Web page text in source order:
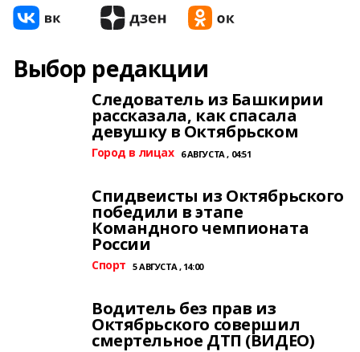
Выбор редакции
Следователь из Башкирии
рассказала, как спасала
девушку в Октябрьском
Город в лицах 6 АВГУСТА , 04:51
Спидвеисты из Октябрьского
победили в этапе
Командного чемпионата
России
Спорт 5 АВГУСТА , 14:00
Водитель без прав из
Октябрьского совершил
смертельное ДТП (ВИДЕО)